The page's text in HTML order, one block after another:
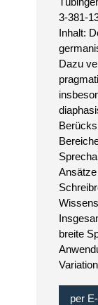
3-381-
Inhalt:
Dazu
breite
per